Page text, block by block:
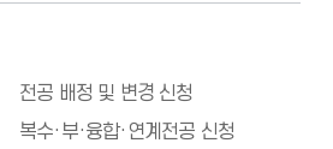
전공 배정 및 변경 신청
복수·부·융합·연계전공 신청